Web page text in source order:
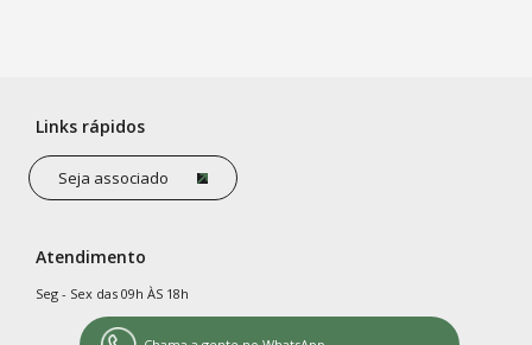
Links rápidos
Seja associado
Atendimento
Seg - Sex das 09h ÀS 18h